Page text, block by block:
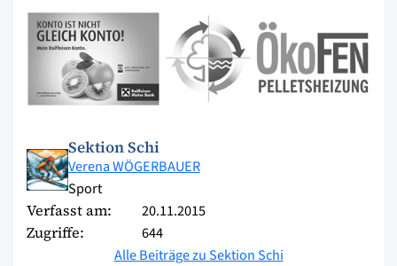
Sektion Schi
Verena WÖGERBAUER
Sport
Verfasst am: 20.11.2015
Zugriffe:
644
Alle Beiträge zu Sektion Schi